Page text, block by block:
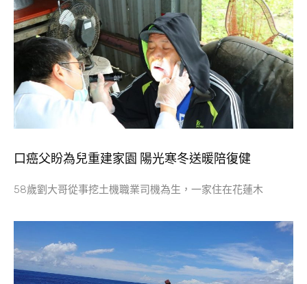
口癌父盼為兒重建家園 陽光寒冬送暖陪復健
58歲劉大哥從事挖土機職業司機為生，一家住在花蓮木